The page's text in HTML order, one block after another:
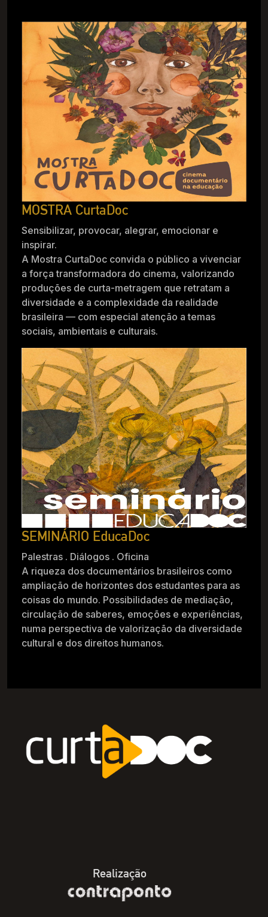
MOSTRA CurtaDoc
Sensibilizar, provocar, alegrar, emocionar e
inspirar.
A Mostra CurtaDoc convida o público a vivenciar
a força transformadora do cinema, valorizando
produções de curta-metragem que retratam a
diversidade e a complexidade da realidade
brasileira — com especial atenção a temas
sociais, ambientais e culturais.
SEMINÁRIO EducaDoc
Palestras . Diálogos . Oficina
A riqueza dos documentários brasileiros como
ampliação de horizontes dos estudantes para as
coisas do mundo. Possibilidades de mediação,
circulação de saberes, emoções e experiências,
numa perspectiva de valorização da diversidade
cultural e dos direitos humanos.
Realização